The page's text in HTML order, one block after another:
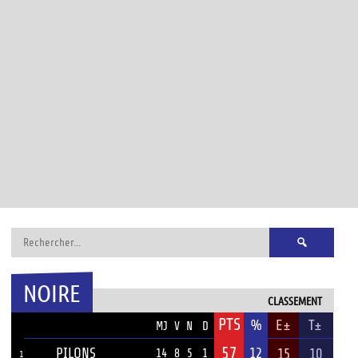
Rechercher :
CLASSEMENT
NOIRE
MJ V N D PTS % E± T±
1 PILONS 14 8 5 1 57 12 15 10